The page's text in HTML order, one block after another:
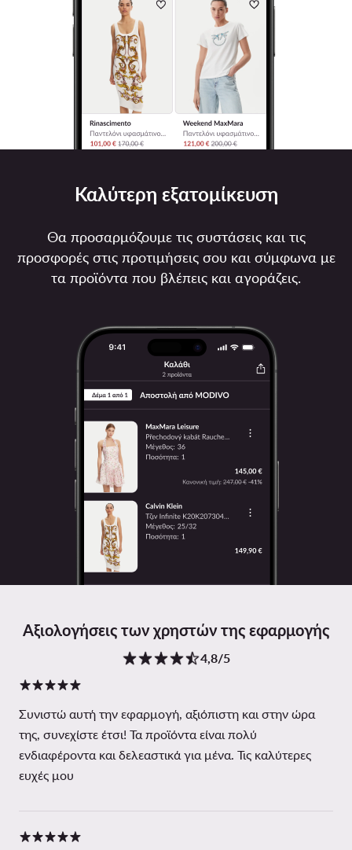
Αξιολογήσεις των χρηστών της εφαρμογής
4,8/5
Συνιστώ αυτή την εφαρμογή, αξιόπιστη και στην ώρα
της, συνεχίστε έτσι! Τα προϊόντα είναι πολύ
ενδιαφέροντα και δελεαστικά για μένα. Τις καλύτερες
ευχές μου
Καλύτερη εξατομίκευση
Θα προσαρμόζουμε τις συστάσεις και τις
προσφορές στις προτιμήσεις σου και σύμφωνα με
τα προϊόντα που βλέπεις και αγοράζεις.